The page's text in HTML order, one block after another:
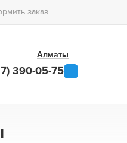
заказ
Алматы
390-05-75